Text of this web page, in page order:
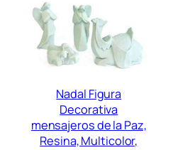
Nadal Figura
Decorativa
mensajeros de la Paz,
Resina, Multicolor,